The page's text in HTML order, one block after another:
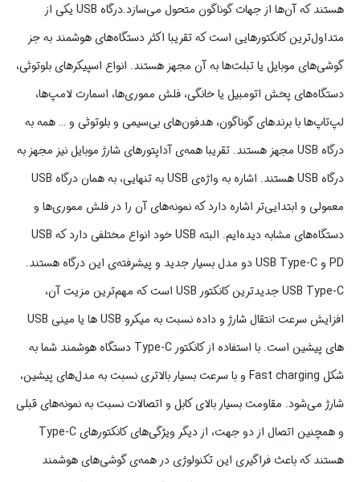
هستند که آن‌ها از جهات گوناگون متحول می‌سازد.درگاه USB یکی از
متداول‌ترین کانکتورهایی است که تقریبا اکثر دستگاه‌های هوشمند به جز
گوشی‌های موبایل یا تبلت‌ها به آن مجهز هستند. انواع اسپیکرهای بلوتوثی،
دستگاه‌های پخش اتومبیل یا خانگی، فلش مموری‌ها، اسمارت لامپ‌ها،
لپ‌تاپ‌ها با برندهای گوناگون، هدفون‌های بی‌سیمی و بلوتوثی و … همه به
درگاه USB مجهز هستند. تقریبا همه‌ی آداپتورهای شارژ موبایل نیز مجهز به
درگاه USB هستند. اشاره به وا‌ژه‌ی USB به تنهایی، به همان درگاه USB
معمولی و ابتدایی‌تر اشاره دارد که نمونه‌ها‌ی آن را در فلش مموری‌ها و
دستگاه‌های مشابه دیده‌ایم. البته USB خود انواع مختلفی دارد که USB
PD و USB Type-C دو مدل بسیار جدید و پیشرفته‌ی این درگاه هستند.
USB Type-C جدیدترین کانکتور USB است که مهم‌ترین مزیت آن،
افزایش سرعت انتقال شارژ و داده نسبت به میکرو USB ها یا مینی USB
‌های پیشین است. با استفاده از کانکتور Type-C دستگاه هوشمند شما به
شکل Fast charging و با سرعت بسیار بالاتری نسبت به مدل‌های پیشین،
شارژ می‌شود. مقاومت بسیار بالای کابل و اتصالات نسبت به نمونه‌های قبلی
و همچنین اتصال از دو جهت، از دیگر ویژگی‌های کانکتورهای Type-C
هستند که باعث فراگیری این تکنولوژی در همه‌ی گوشی‌های هوشمند